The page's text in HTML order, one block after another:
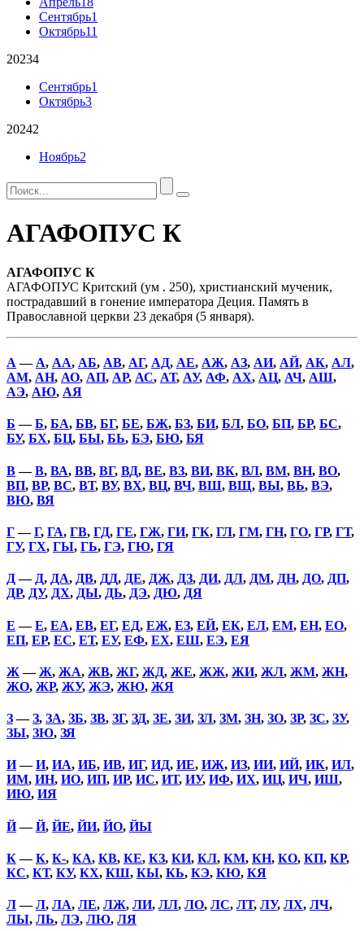
Сентябрь1
Октябрь11
20234
Сентябрь1
Октябрь3
20242
Ноябрь2
АГАФОПУС К
АГАФОПУС К
АГАФОПУС Критский (ум . 250), христианский мученик,
пострадавший в гонение императора Деция. Память в
Православной церкви 23 декабря (5 января).
А — А, АА, АБ, АВ, АГ, АД, АЕ, АЖ, АЗ, АИ, АЙ, АК, АЛ,
АМ, АН, АО, АП, АР, АС, АТ, АУ, АФ, АХ, АЦ, АЧ, АШ,
АЭ, АЮ, АЯ
Б —Б, БА, БВ, БГ, БЕ, БЖ, БЗ, БИ, БЛ, БО, БП, БР, БС,
БУ, БХ, БЦ, БЫ, БЬ, БЭ, БЮ, БЯ
В—В, ВА, ВВ, ВГ, ВД, ВЕ, ВЗ, ВИ, ВК, ВЛ, ВМ, ВН, ВО,
ВП, ВР, ВС, ВТ, ВУ, ВХ, ВЦ, ВЧ, ВШ, ВЩ, ВЫ, ВЬ, ВЭ,
ВЮ, ВЯ
Г—Г, ГА, ГВ, ГД, ГЕ, ГЖ, ГИ, ГК, ГЛ, ГМ, ГН, ГО, ГР, ГТ,
ГУ, ГХ, ГЫ, ГЬ, ГЭ, ГЮ, ГЯ
Д— Д, ДА, ДВ, ДД, ДЕ, ДЖ, ДЗ, ДИ, ДЛ, ДМ, ДН, ДО, ДП,
ДР, ДУ, ДХ, ДЫ, ДЬ, ДЭ, ДЮ, ДЯ
Е —Е, ЕА, ЕВ, ЕГ, ЕД, ЕЖ, ЕЗ, ЕЙ, ЕК, ЕЛ, ЕМ, ЕН, ЕО,
ЕП, ЕР, ЕС, ЕТ, ЕУ, ЕФ, ЕХ, ЕШ, ЕЭ, ЕЯ
Ж —Ж, ЖА, ЖВ, ЖГ, ЖД, ЖЕ, ЖЖ, ЖИ, ЖЛ, ЖМ, ЖН,
ЖО, ЖР, ЖУ, ЖЭ, ЖЮ, ЖЯ
З—З, ЗА, ЗБ, ЗВ, ЗГ, ЗД, ЗЕ, ЗИ, ЗЛ, ЗМ, ЗН, ЗО, ЗР, ЗС, ЗУ,
ЗЫ, ЗЮ, ЗЯ
И—И, ИА, ИБ, ИВ, ИГ, ИД, ИЕ, ИЖ, ИЗ, ИИ, ИЙ, ИК, ИЛ,
ИМ, ИН, ИО, ИП, ИР, ИС, ИТ, ИУ, ИФ, ИХ, ИЦ, ИЧ, ИШ,
ИЮ, ИЯ
Й—Й, ЙЕ, ЙИ, ЙО, ЙЫ
К—К, К-, КА, КВ, КЕ, КЗ, КИ, КЛ, КМ, КН, КО, КП, КР,
КС, КТ, КУ, КХ, КШ, КЫ, КЬ, КЭ, КЮ, КЯ
Л—Л, ЛА, ЛЕ, ЛЖ, ЛИ, ЛЛ, ЛО, ЛС, ЛТ, ЛУ, ЛХ, ЛЧ,
ЛЫ, ЛЬ, ЛЭ, ЛЮ, ЛЯ